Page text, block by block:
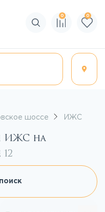
Поиск по сайту
0 0
шоссе ИЖС
ИЖС на
12